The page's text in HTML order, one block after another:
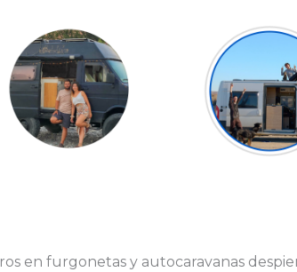
en furgonetas y autocaravanas